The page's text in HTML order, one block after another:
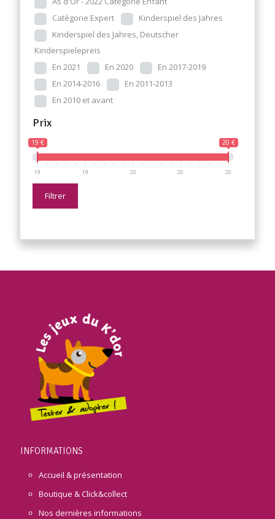
Catègorie Expert
Kinderspiel des Jahres
Kinderspiel des Jahres, Deutscher
Kinderspielepreis
En 2021
En 2020
En 2017-2019
En 2014-2016
En 2011-2013
En 2010 et avant
Prix
19 € 20 €
19 19 20 20 20
Filtrer
INFORMATIONS
Accueil & présentation
Boutique & Click&collect
Nos dernières informations